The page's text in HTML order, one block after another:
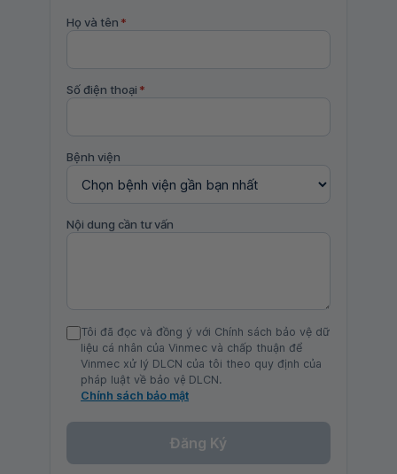
Họ và tên *
Số điện thoại *
Bệnh viện
Nội dung cần tư vấn
Tôi đã đọc và đồng ý với Chính sách bảo vệ dữ
liệu cá nhân của Vinmec và chấp thuận để
Vinmec xử lý DLCN của tôi theo quy định của
pháp luật về bảo vệ DLCN.
Chính sách bảo mật
Đăng Ký